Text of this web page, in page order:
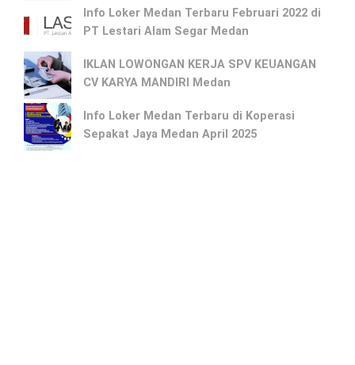
Info Loker Medan Terbaru Februari 2022 di
PT Lestari Alam Segar Medan
IKLAN LOWONGAN KERJA SPV KEUANGAN
CV KARYA MANDIRI Medan
Info Loker Medan Terbaru di Koperasi
Sepakat Jaya Medan April 2025